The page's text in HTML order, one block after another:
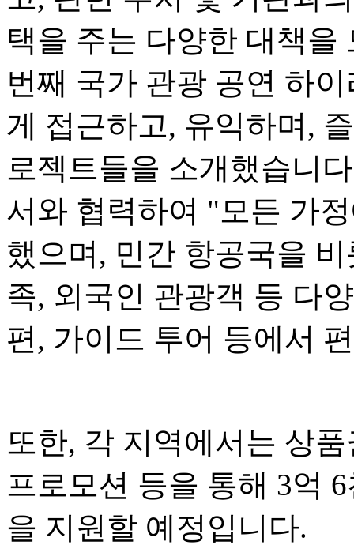
택을 주는 다양한 대책을
번째 국가 관광 공연 하
게 접근하고, 유익하며,
로젝트들을 소개했습니
서와 협력하여 "모든 가
했으며, 민간 항공국을
족, 외국인 관광객 등 다
편, 가이드 투어 등에서
또한, 각 지역에서는 상
프로모션 등을 통해 3억
을 지원할 예정입니다.